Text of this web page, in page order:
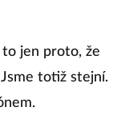
to jen proto, že
totiž stejní.